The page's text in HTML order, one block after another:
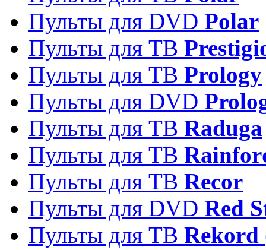
Пульты для DVD Polar
Пульты для ТВ
Пульты для ТВ Prology
Пульты для DVD
Пульты для ТВ Raduga
Пульты для ТВ
Пульты для ТВ Recor
Пульты для DVD Red
Пульты для ТВ Rekord